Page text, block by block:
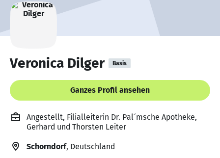
Veronica Dilger Basis
Ganzes Profil ansehen
Angestellt, Filialleiterin Dr. Pal´msche Apotheke,
Gerhard und Thorsten Leiter
Schorndorf, Deutschland